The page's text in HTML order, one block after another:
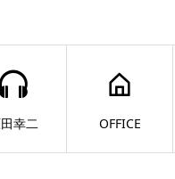
幸二 OFFICE